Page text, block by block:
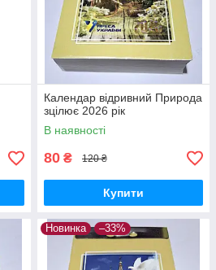
Календар відривний Природа
зцілює 2026 рік
В наявності
80 ₴ 120 ₴
Купити
Новинка –33%